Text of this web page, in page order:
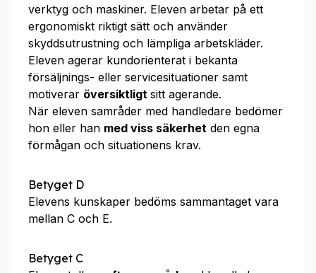
verktyg och maskiner. Eleven arbetar på ett
ergonomiskt riktigt sätt och använder
skyddsutrustning och lämpliga arbetskläder.
Eleven agerar kundorienterat i bekanta
försäljnings- eller service­situa­tioner samt
motiverar översiktligt sitt agerande.
När eleven samråder med handledare bedömer
hon eller han med viss säkerhet den egna
förmågan och situationens krav.
Betyget D
Elevens kunskaper bedöms sammantaget vara
mellan C och E.
Betyget C